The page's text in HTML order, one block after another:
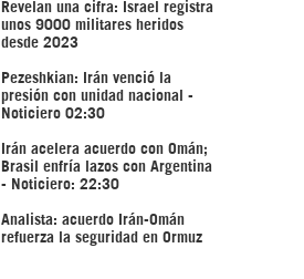
Revelan una cifra: Israel registra
unos 9000 militares heridos
desde 2023
Pezeshkian: Irán venció la
presión con unidad nacional -
Noticiero 02:30
Irán acelera acuerdo con Omán;
Brasil enfría lazos con Argentina
- Noticiero: 22:30
Analista: acuerdo Irán-Omán
refuerza la seguridad en Ormuz